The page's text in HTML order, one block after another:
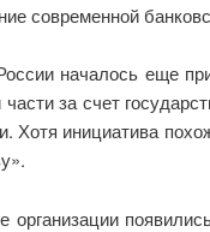
современной
началось еще
за счет
Хотя инициатива
организации